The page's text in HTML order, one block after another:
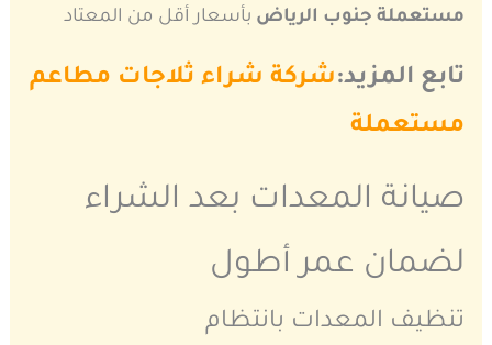
مستعملة جنوب الرياض بأسعار أقل من المعتاد
تابع المزيد:شركة شراء ثلاجات مطاعم
مستعملة
صيانة المعدات بعد الشراء
لضمان عمر أطول
تنظيف المعدات بانتظام